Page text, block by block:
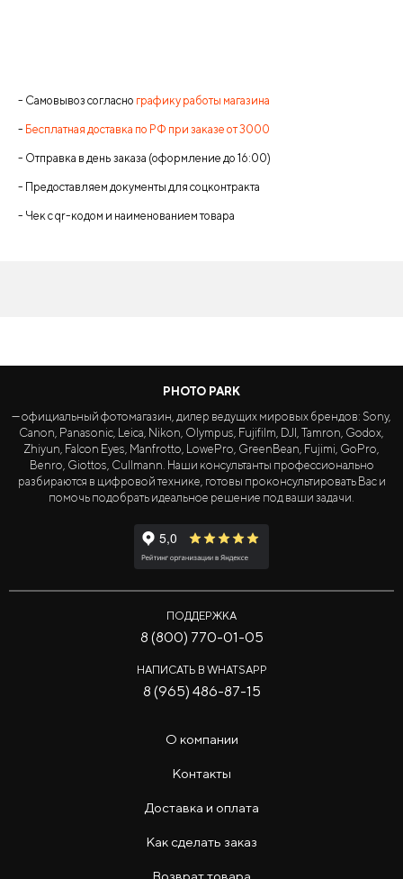
- Самовывоз согласно графику работы магазина
- Бесплатная доставка по РФ при заказе от 3000
- Отправка в день заказа (оформление до 16:00)
- Предоставляем документы для соцконтракта
- Чек с qr-кодом и наименованием товара
PHOTO PARK
— официальный фотомагазин, дилер ведущих мировых брендов: Sony,
Canon, Panasonic, Leica, Nikon, Olympus, Fujifilm, DJI, Tamron, Godox,
Zhiyun, Falcon Eyes, Manfrotto, LowePro, GreenBean, Fujimi, GoPro,
Benro, Giottos, Cullmann. Наши консультанты профессионально
разбираются в цифровой технике, готовы проконсультировать Вас и
помочь подобрать идеальное решение под ваши задачи.
ПОДДЕРЖКА
8 (800) 770-01-05
НАПИСАТЬ В WHATSAPP
8 (965) 486-87-15
О компании
Контакты
Доставка и оплата
Как сделать заказ
Возврат товара